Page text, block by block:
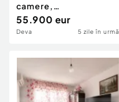
camere,
semidecomandat -
Deva, Astoria
55.900 eur
Deva 5 zile în urmă